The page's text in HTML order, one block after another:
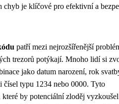
chyb je klíčové pro efektivní a
patří mezi nejrozšířenější
trezorů potýkají. Mnoho lidí si
jako datum narození, rok
čísel typu 1234 nebo 0000. Tyto
by potenciální zloděj